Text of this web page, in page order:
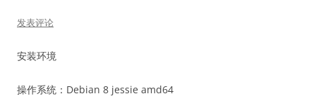
发表评论
安装环境
操作系统：Debian 8 jessie amd64